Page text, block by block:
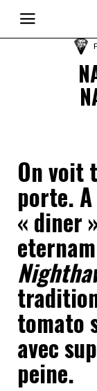
On voit
porte.
« diner
tomato
avec
peine.